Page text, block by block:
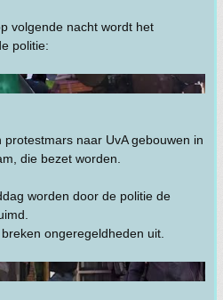
volgende nacht wordt het
politie:
naar UvA gebouwen in
die bezet worden.
worden door de politie de
ongeregeldheden uit.